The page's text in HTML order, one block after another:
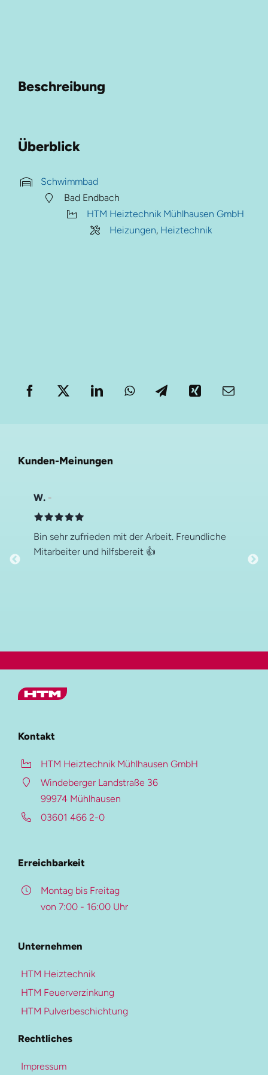
Beschreibung
Überblick
Schwimmbad
Bad Endbach
HTM Heiztechnik Mühlhausen GmbH
Heizungen, Heiztechnik
Kunden-Meinungen
W.
Bin sehr zufrieden mit der Arbeit. Freundliche
Mitarbeiter und hilfsbereit 👍
Kontakt
HTM Heiztechnik Mühlhausen GmbH
Windeberger Landstraße 36
99974 Mühlhausen
03601 466 2-0
Erreichbarkeit
Montag bis Freitag
von 7:00 - 16:00 Uhr
Unternehmen
HTM Heiztechnik
HTM Feuerverzinkung
HTM Pulverbeschichtung
Rechtliches
Impressum
Auf dieser Seite
Pulverbeschichtung
Farben- und Oberflächen
Qualitätskontrolle
Hauptmenü
HTM Verzinkung
HTM Beschichtung
HTM-Magazin
Karriere-Portal
Kontakt
Mehr zur Heiztechnik
Heiztechnik
Blockheizkraftwerke
Heizungen
Kältetechnik